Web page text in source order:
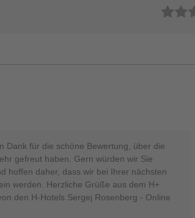
Dank für die schöne Bewertung, über die
gefreut haben. Gern würden wir Sie
hoffen daher, dass wir bei Ihrer nächsten
werden. Herzliche Grüße aus dem H+
den H-Hotels Sergej Rosenberg - Online